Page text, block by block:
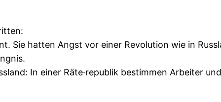
Sie hatten Angst vor einer Revolution wie in
In einer Räte·republik bestimmen Arbeiter